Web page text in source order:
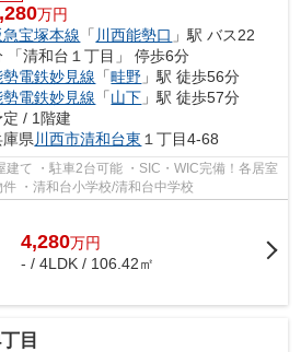
万円
急宝塚本線 「 川西能勢口 」駅 バス22
「清和台１丁目」 停歩6分
勢電鉄妙見線 「畦野 」駅 徒歩56分
勢電鉄妙見線 「山下 」駅 徒歩57分
定 / 1階建
庫県 川西市清和台東 １丁目4-68
建て ・駐車2台可能 ・SIC・WIC完備！各居室
・清和台小学校/清和台中学校
4,280万円
- / 4LDK / 106.42㎡
目